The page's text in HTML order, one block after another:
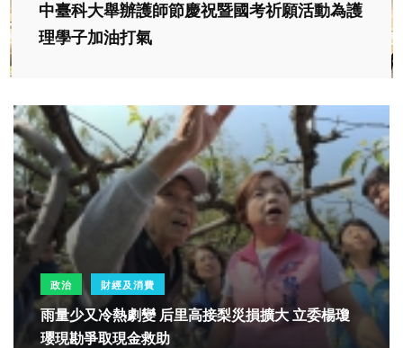
中臺科大舉辦護師節慶祝暨國考祈願活動為護
理學子加油打氣
政治 財經及消費
雨量少又冷熱劇變 后里高接梨災損擴大 立委楊瓊
瓔現勘爭取現金救助